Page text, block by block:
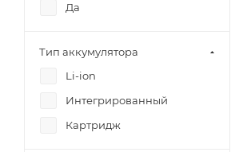
Да
Тип аккумулятора
Li-ion
Интегрированный
Картридж